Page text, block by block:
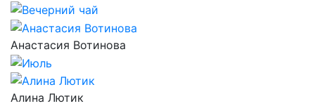
Анастасия Вотинова
Алина Лютик